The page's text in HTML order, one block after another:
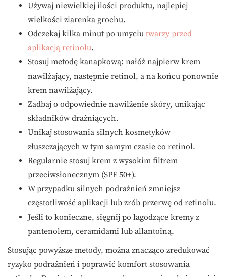
Używaj niewielkiej ilości produktu, najlepiej
wielkości ziarenka grochu.
Odczekaj kilka minut po umyciu twarzy przed
aplikacją retinolu.
Stosuj metodę kanapkową: nałóż najpierw krem
nawilżający, następnie retinol, a na końcu ponownie
krem nawilżający.
Zadbaj o odpowiednie nawilżenie skóry, unikając
składników drażniących.
Unikaj stosowania silnych kosmetyków
złuszczających w tym samym czasie co retinol.
Regularnie stosuj krem z wysokim filtrem
przeciwsłonecznym (SPF 50+).
W przypadku silnych podrażnień zmniejsz
częstotliwość aplikacji lub zrób przerwę od retinolu.
Jeśli to konieczne, sięgnij po łagodzące kremy z
pantenolem, ceramidami lub allantoiną.
Stosując powyższe metody, można znacząco zredukować
ryzyko podrażnień i poprawić komfort stosowania